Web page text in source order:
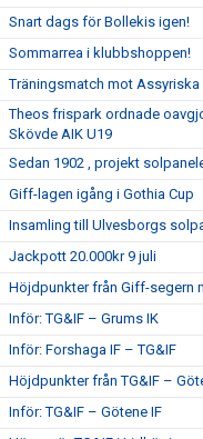
Snart dags för Bollekis igen!
Sommarrea i klubbshoppen!
Träningsmatch mot Assyriska
Theos frispark ordnade
Skövde AIK U19
Sedan 1902 , projekt
Giff-lagen igång i Gothia Cup
Insamling till Ulvesborgs
Jackpott 20.000kr 9 juli
Höjdpunkter från Giff-segern
Inför: TG&IF – Grums IK
Inför: Forshaga IF – TG&IF
Höjdpunkter från TG&IF –
Inför: TG&IF – Götene IF